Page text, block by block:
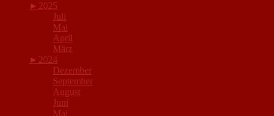
► 2025
Juli
Mai
April
März
► 2024
Dezember
September
August
Juni
Mai